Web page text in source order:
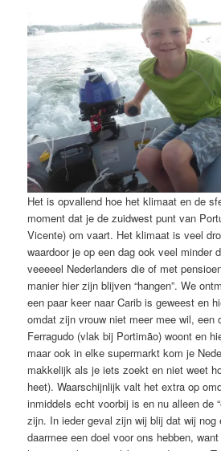
Het is opvallend hoe het klimaat en de
moment dat je de zuidwest punt van
Vicente) om vaart. Het klimaat is veel
waardoor je op een dag ook veel minder
veeeeel Nederlanders die of met
manier hier zijn blijven “hangen”. We
een paar keer naar Carib is geweest en
omdat zijn vrouw niet meer mee wil, een
Ferragudo (vlak bij Portimão) woont en
maar ook in elke supermarkt kom je
makkelijk als je iets zoekt en niet weet
heet). Waarschijnlijk valt het extra op
inmiddels echt voorbij is en nu alleen de
zijn. In ieder geval zijn wij blij dat wij nog
daarmee een doel voor ons hebben,